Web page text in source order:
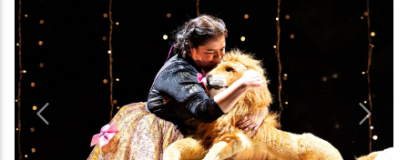
Previous Next